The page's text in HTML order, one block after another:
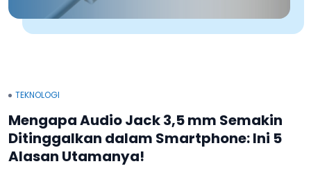
TEKNOLOGI
Mengapa Audio Jack 3,5 mm Semakin
Ditinggalkan dalam Smartphone: Ini 5
Alasan Utamanya!